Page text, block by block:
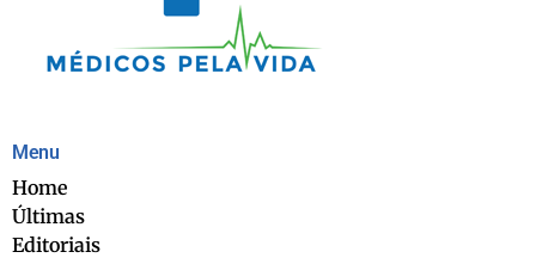
Menu
Home
Últimas
Editoriais